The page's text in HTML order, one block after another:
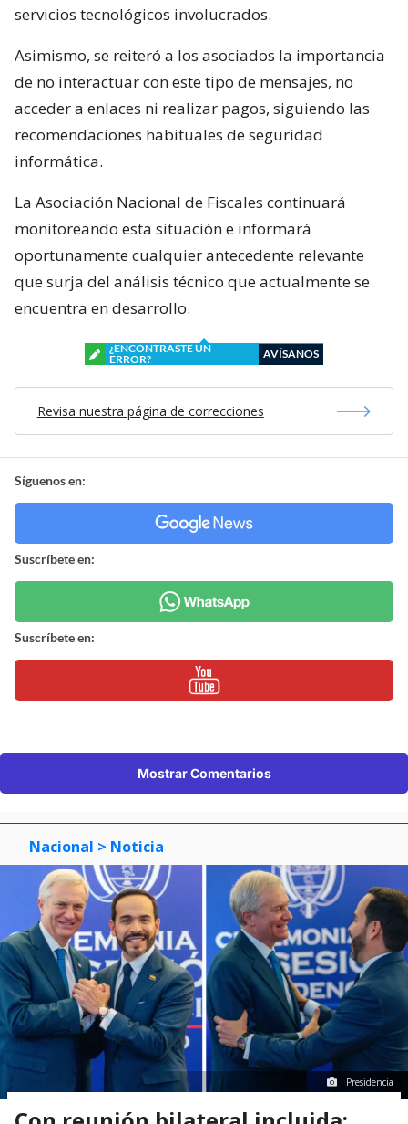
servicios tecnológicos involucrados.
Asimismo, se reiteró a los asociados la importancia
de no interactuar con este tipo de mensajes, no
acceder a enlaces ni realizar pagos, siguiendo las
recomendaciones habituales de seguridad
informática.
La Asociación Nacional de Fiscales continuará
monitoreando esta situación e informará
oportunamente cualquier antecedente relevante
que surja del análisis técnico que actualmente se
encuentra en desarrollo.
¿ENCONTRASTE UN
ERROR?
AVÍSANOS
Revisa nuestra página de correcciones
Síguenos en:
Suscríbete en:
Suscríbete en:
Mostrar Comentarios
Nacional > Noticia
Presidencia